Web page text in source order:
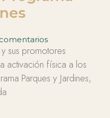
y sus promotores
activación física a los
Parques y Jardines,